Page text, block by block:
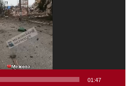
01:47